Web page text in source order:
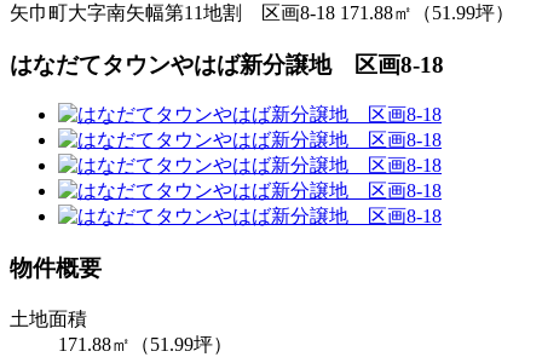
矢巾町大字南矢幅第11地割 区画8-18 171.88㎡（51.99坪）
はなだてタウンやはば新分譲地 区画8-18
物件概要
土地面積
171.88㎡（51.99坪）